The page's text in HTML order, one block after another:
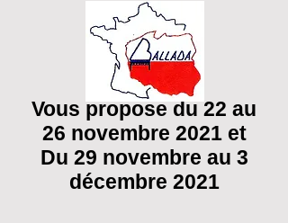
Vous propose du 22 au
26 novembre 2021 et
Du 29 novembre au 3
décembre 2021